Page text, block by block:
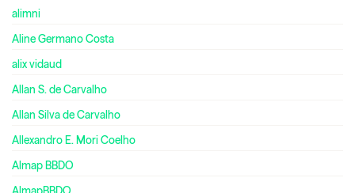
alimni
Aline Germano Costa
alix vidaud
Allan S. de Carvalho
Allan Silva de Carvalho
Allexandro E. Mori Coelho
Almap BBDO